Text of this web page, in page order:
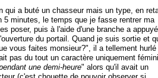
qui a buté un chasseur mais un type, en
5 minutes, le temps que je fasse rentrer ma
poser, puis à l'aide d'une branche a
du portail. Quand je suis sortie et
vous faites monsieur?", il a tellement hurlé
pas du tout un caractère uniquement
une demi-heure" alors qu'il avait un